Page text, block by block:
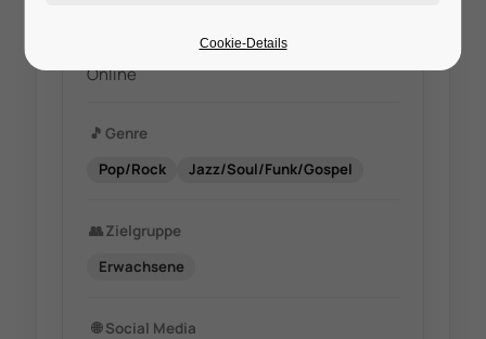
Online
🎵 Genre
Pop/Rock
Jazz/Soul/Funk/Gospel
👥Zielgruppe
Erwachsene
🌐 Social Media
Cookie-Details